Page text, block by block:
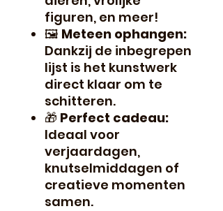
figuren, en meer!
🖼️ Meteen ophangen:
Dankzij de inbegrepen
lijst is het kunstwerk
direct klaar om te
schitteren.
🎁 Perfect cadeau:
Ideaal voor
verjaardagen,
knutselmiddagen of
creatieve momenten
samen.